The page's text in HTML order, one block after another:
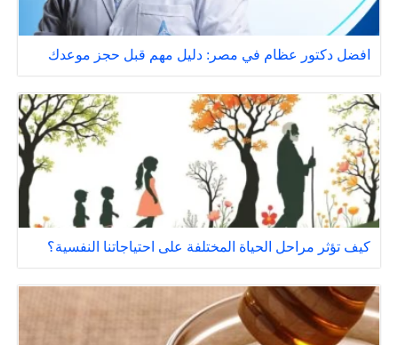
افضل دكتور عظام في مصر: دليل مهم قبل حجز موعدك
كيف تؤثر مراحل الحياة المختلفة على احتياجاتنا النفسية؟